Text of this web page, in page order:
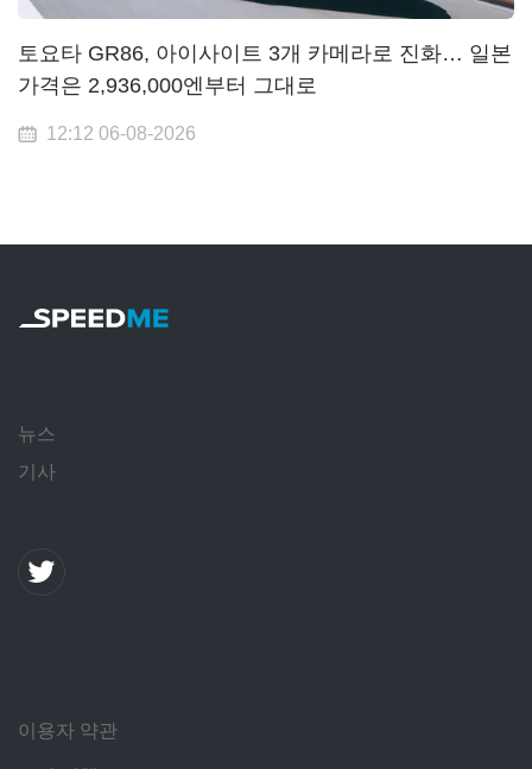
토요타 GR86, 아이사이트 3개 카메라로 진화… 일본
가격은 2,936,000엔부터 그대로
12:12 06-08-2026
뉴스
기사
이용자 약관